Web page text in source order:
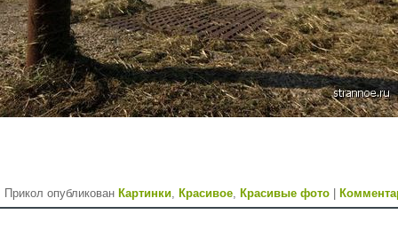
Прикол опубликован Картинки, Красивое, Красивые фото